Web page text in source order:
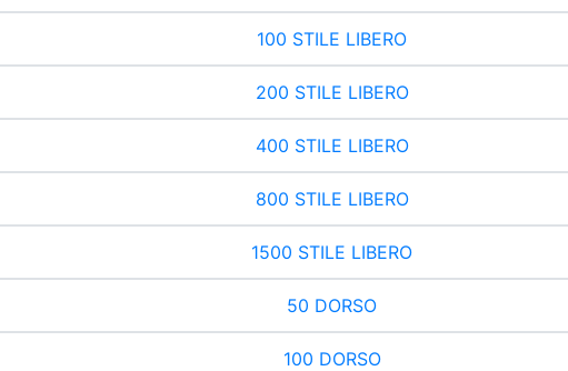
100 STILE LIBERO
200 STILE LIBERO
400 STILE LIBERO
800 STILE LIBERO
1500 STILE LIBERO
50 DORSO
100 DORSO